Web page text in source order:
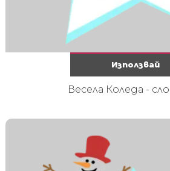
Използвай
Весела Коледа -